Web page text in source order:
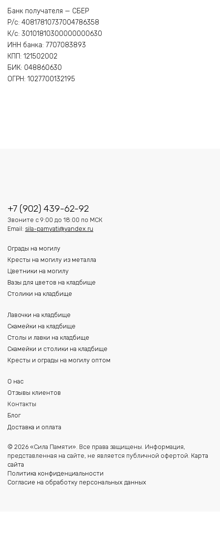
Банк получателя — СБЕР
Р/с: 40817810737004786358
К/с: 30101810300000000630
ИНН банка: 7707083893
КПП: 121502002
БИК: 048860630
ОГРН: 1027700132195
+7 (902) 439-62-92
Звоните с 9:00 до 18:00 по МСК
Email: sila-pamyati@yandex.ru
Ограды на могилу
Кресты на могилу из металла
Цветники на могилу
Вазы для цветов на кладбище
Столики на кладбище
Лавочки на кладбище
Скамейки на кладбище
Столы и лавки на кладбище
Скамейки и столики на кладбище
Кресты и ограды на могилу оптом
О нас
Отзывы клиентов
Контакты
Блог
Доставка и оплата
© 2026 «Сила Памяти». Все права защищены. Информация,
представленная на сайте, не является публичной офертой. Карта
сайта
Политика конфиденциальности
Согласие на обработку персональных данных